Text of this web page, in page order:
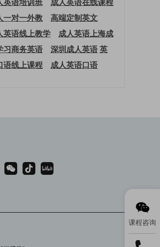
一对一外教
高端定制英文
英语线上教学
成人英语上海成
习商务英语
深圳成人英语英
语线上课程
成人英语口语
课程咨询